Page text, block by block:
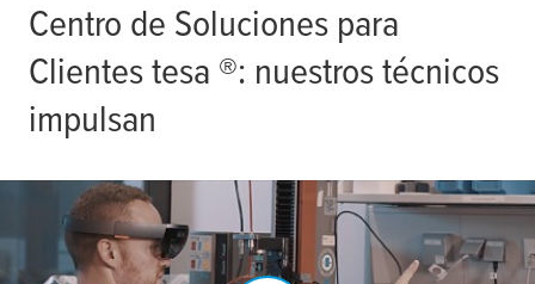
Centro de Soluciones para
Clientes tesa ®: nuestros técnicos
impulsan